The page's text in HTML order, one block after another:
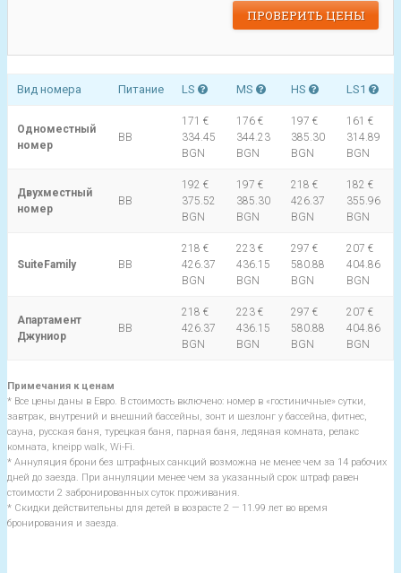
Вид номера Питание LS MS HS LS1
Одноместный
номер
BB
171 €
334.45
BGN
176 €
344.23
BGN
197 €
385.30
BGN
161 €
314.89
BGN
Двухместный
номер
BB
192 €
375.52
BGN
197 €
385.30
BGN
218 €
426.37
BGN
182 €
355.96
BGN
SuiteFamily BB
218 €
426.37
BGN
223 €
436.15
BGN
297 €
580.88
BGN
207 €
404.86
BGN
Апартамент
Джуниор
BB
218 €
426.37
BGN
223 €
436.15
BGN
297 €
580.88
BGN
207 €
404.86
BGN
Примечания к ценам
* Все цены даны в Евро. В стоимость включено: номер в «гостиничные» сутки,
завтрак, внутрений и внешний бассейны, зонт и шезлонг у бассейна, фитнес,
сауна, русская баня, турецкая баня, парная баня, ледяная комната, релакс
комната, kneipp walk, Wi-Fi.
* Аннуляция брони без штрафных санкций возможна не менее чем за 14 рабочих
дней до заезда. При аннуляции менее чем за указанный срок штраф равен
стоимости 2 забронированных суток проживания.
* Скидки действительны для детей в возрасте 2 — 11.99 лет во время
бронирования и заезда.